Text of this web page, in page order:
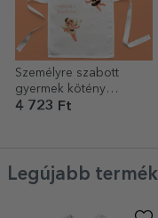
Személyre szabott
gyermek kötény
szöveggel - Varázslat a
4 723 Ft
Legújabb